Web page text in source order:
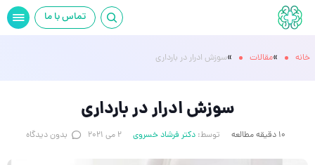
تماس با ما
خانه »مقالات »سوزش ادرار در بارداری
سوزش ادرار در بارداری
10 دقیقه مطالعه توسط:دکتر فرشاد خسروی 2 می 2021 بدون دیدگاه